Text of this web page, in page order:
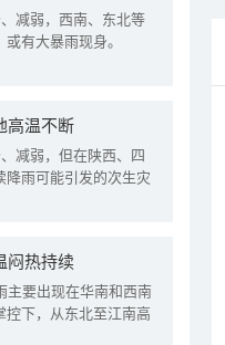
减弱，西南、东北等
有大暴雨现身。
高温不断
减弱，但在陕西、四
降雨可能引发的次生灾
闷热持续
主要出现在华南和西南
控下，从东北至江南高